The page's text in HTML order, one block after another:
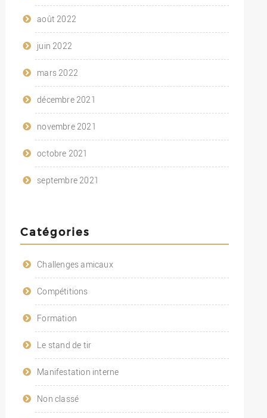
août 2022
juin 2022
mars 2022
décembre 2021
novembre 2021
octobre 2021
septembre 2021
Catégories
Challenges amicaux
Compétitions
Formation
Le stand de tir
Manifestation interne
Non classé